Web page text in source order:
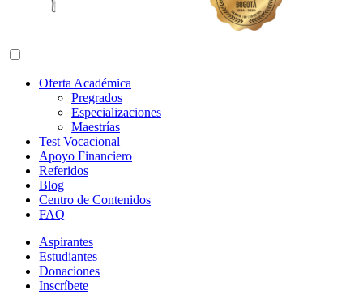
Abrir menú de navegación
Oferta Académica
Pregrados
Especializaciones
Maestrías
Test Vocacional
Apoyo Financiero
Referidos
Blog
Centro de Contenidos
FAQ
Aspirantes
Estudiantes
Donaciones
Inscríbete